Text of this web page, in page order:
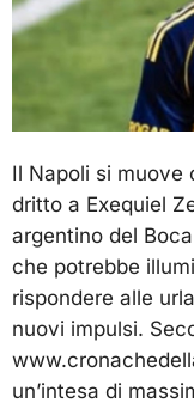
Il Napoli si muove
dritto a Exequiel
argentino del
che potrebbe
rispondere alle
nuovi impulsi.
un’intesa di